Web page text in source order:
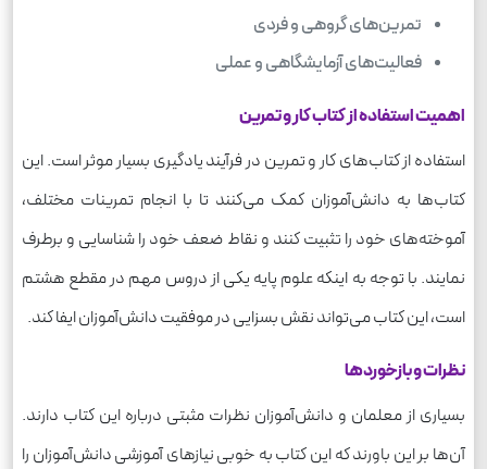
تمرین‌های گروهی و فردی
فعالیت‌های آزمایشگاهی و عملی
اهمیت استفاده از کتاب کار و تمرین
استفاده از کتاب‌های کار و تمرین در فرآیند یادگیری بسیار موثر است. این
کتاب‌ها به دانش‌آموزان کمک می‌کنند تا با انجام تمرینات مختلف،
آموخته‌های خود را تثبیت کنند و نقاط ضعف خود را شناسایی و برطرف
نمایند. با توجه به اینکه علوم پایه یکی از دروس مهم در مقطع هشتم
است، این کتاب می‌تواند نقش بسزایی در موفقیت دانش‌آموزان ایفا کند.
نظرات و بازخوردها
بسیاری از معلمان و دانش‌آموزان نظرات مثبتی درباره این کتاب دارند.
آن‌ها بر این باورند که این کتاب به خوبی نیازهای آموزشی دانش‌آموزان را